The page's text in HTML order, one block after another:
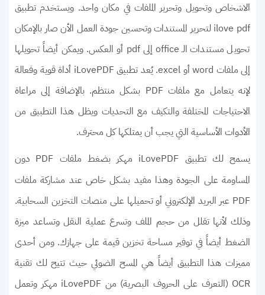
الاشخاص وتحويل وتحرير الملفات في مكان واحد. ويستخدم تطبيق
ilove pdf لتحرير المستندات وتحسين جودة العمل الأن صار بالإمكان
تحويل مستندات الـ office إلى pdf أو العكس. ويمكن أيضاً تحويلها
إلى ملفات word أو excel. يُعد تطبيق iLovePDF أداة قوية وفعالة
لإنه يتعامل مع ملفات PDF بشكل منتظم. بالإضافة إلى مراعاة
الاحتياجات المختلفة والتكيف مع التحديات ويظل هذا التطبيق من
الأدوات الأساسية التي يجب أن يمتلكها كل محترف.
يسمح لكتطبيق iLovePDF مهكر
بضغط ملفات PDF دون
المساومة على الجودة وهذا مفيد بشكل خاص عند مشاركة ملفات
PDF عبر البريد الإلكتروني أو تحميلها على منصات التخزين السحابية.
وذلك لأنها تقلل من حجم الملف وتسرع عملية النقل وتساعد ميزة
الضغط أيضاً في توفير مساحة تخزين قيمة على جهازك. ومن أحدى
مميزات هذا التطبيق أيضاً هي المسح الضوئي حيث تتيح لك تقنية
OCR (التعرف على الحروف البصرية) من iLovePDF مهكر وتعمل